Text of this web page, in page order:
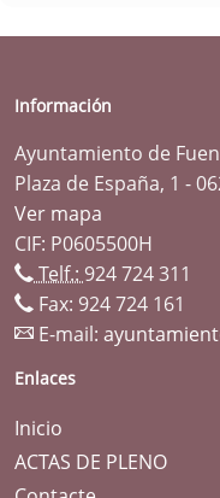
Información
Ayuntamiento de
Plaza de España, 1 -
Ver mapa
CIF: P0605500H
Telf.: 924 724 311
Fax: 924 724 161
E-mail:
Enlaces
Inicio
ACTAS DE PLENO